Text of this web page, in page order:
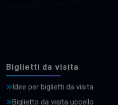
Biglietti da visita
Idee per biglietti da visita
Biglietto da visita uccello